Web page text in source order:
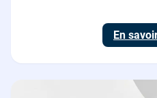
En